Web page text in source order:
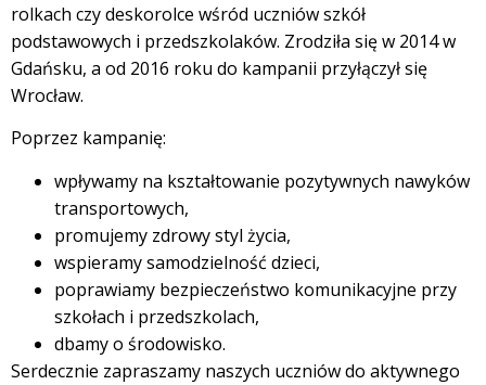
rolkach czy deskorolce wśród uczniów szkół
podstawowych i przedszkolaków. Zrodziła się w 2014 w
Gdańsku, a od 2016 roku do kampanii przyłączył się
Wrocław.
Poprzez kampanię:
wpływamy na kształtowanie pozytywnych nawyków
transportowych,
promujemy zdrowy styl życia,
wspieramy samodzielność dzieci,
poprawiamy bezpieczeństwo komunikacyjne przy
szkołach i przedszkolach,
dbamy o środowisko.
Serdecznie zapraszamy naszych uczniów do aktywnego